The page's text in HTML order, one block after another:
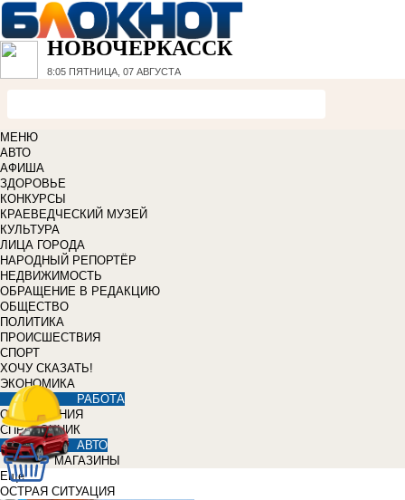
НОВОЧЕРКАССК
8:05 ПЯТНИЦА, 07 АВГУСТА
МЕНЮ
АВТО
АФИША
ЗДОРОВЬЕ
КОНКУРСЫ
КРАЕВЕДЧЕСКИЙ МУЗЕЙ
КУЛЬТУРА
ЛИЦА ГОРОДА
НАРОДНЫЙ РЕПОРТЁР
НЕДВИЖИМОСТЬ
ОБРАЩЕНИЕ В РЕДАКЦИЮ
ОБЩЕСТВО
ПОЛИТИКА
ПРОИСШЕСТВИЯ
СПОРТ
ХОЧУ СКАЗАТЬ!
ЭКОНОМИКА
РАБОТА
ОБЪЯВЛЕНИЯ
СПРАВОЧНИК
АВТО
МАГАЗИНЫ
Еще
ОСТРАЯ СИТУАЦИЯ